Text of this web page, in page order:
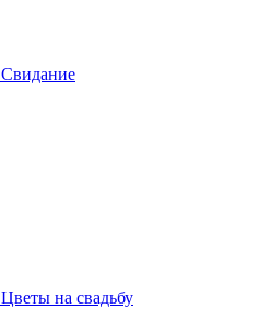
Свидание
Цветы на свадьбу